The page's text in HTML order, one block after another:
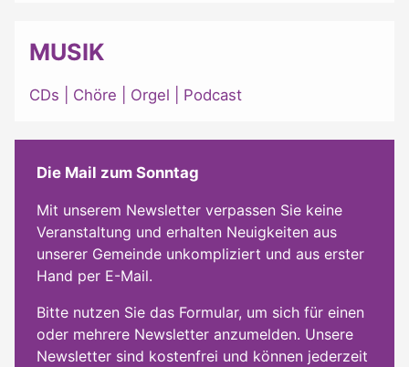
MUSIK
CDs Chöre Orgel Podcast
Die Mail zum Sonntag
Mit unserem Newsletter verpassen Sie keine
Veranstaltung und erhalten Neuigkeiten aus
unserer Gemeinde unkompliziert und aus erster
Hand per E-Mail.
Bitte nutzen Sie das Formular, um sich für einen
oder mehrere Newsletter anzumelden. Unsere
Newsletter sind kostenfrei und können jederzeit